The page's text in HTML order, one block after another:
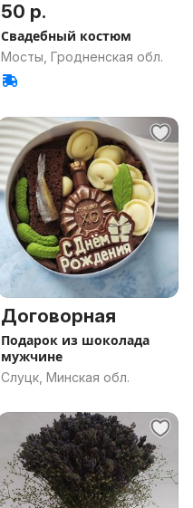
50 р.
Свадебный костюм
Мосты, Гродненская обл.
Договорная
Подарок из шоколада
мужчине
Слуцк, Минская обл.